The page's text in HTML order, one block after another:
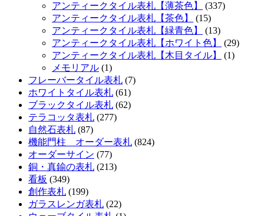
アンティークタイル表札【薄茶色】
(337)
アンティークタイル表札【茶色】
(15)
アンティークタイル表札【緑青色】
(13)
アンティークタイル表札【ホワイト色】
(29)
アンティークタイル表札【木目タイル】
(1)
メモリアル (1)
フレーバータイル表札 (7)
ホワイトタイル表札 (61)
ブラックタイル表札 (62)
テラコッタ表札 (277)
自然石表札 (87)
機能門柱 オーダー表札 (824)
オーダーサイン (77)
銅・真鍮の表札 (213)
看板 (349)
創作表札 (199)
ガラスレンガ表札 (22)